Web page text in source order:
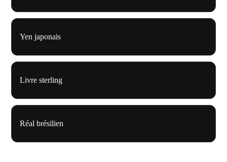
Yen japonais
Livre sterling
Réal brésilien